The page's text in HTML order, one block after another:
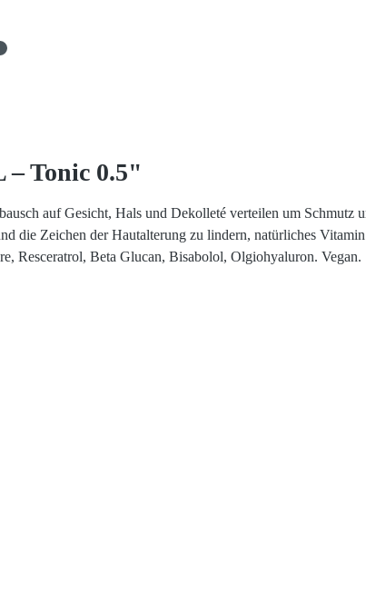
Tonic 0.5"
auf Gesicht, Hals und Dekolleté verteilen um
die Zeichen der Hautalterung zu lindern, natürliches
Resceratrol, Beta Glucan,­ Bisabolol, Olgiohyaluron. Vegan.